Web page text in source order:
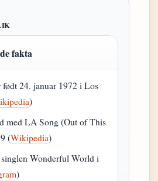
fakta
født 24. januar 1972 i Los
)
med LA Song (Out of This
(Wikipedia)
Wonderful World i
)